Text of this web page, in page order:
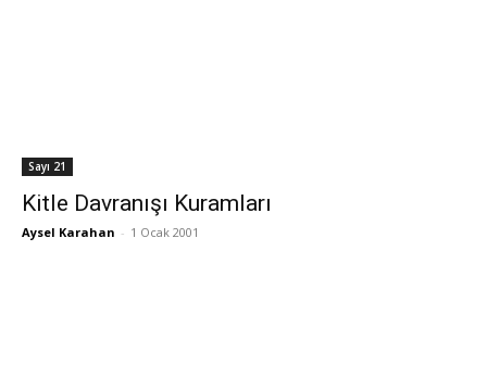
Sayı 21
Kitle Davranışı Kuramları
Aysel Karahan - 1 Ocak 2001